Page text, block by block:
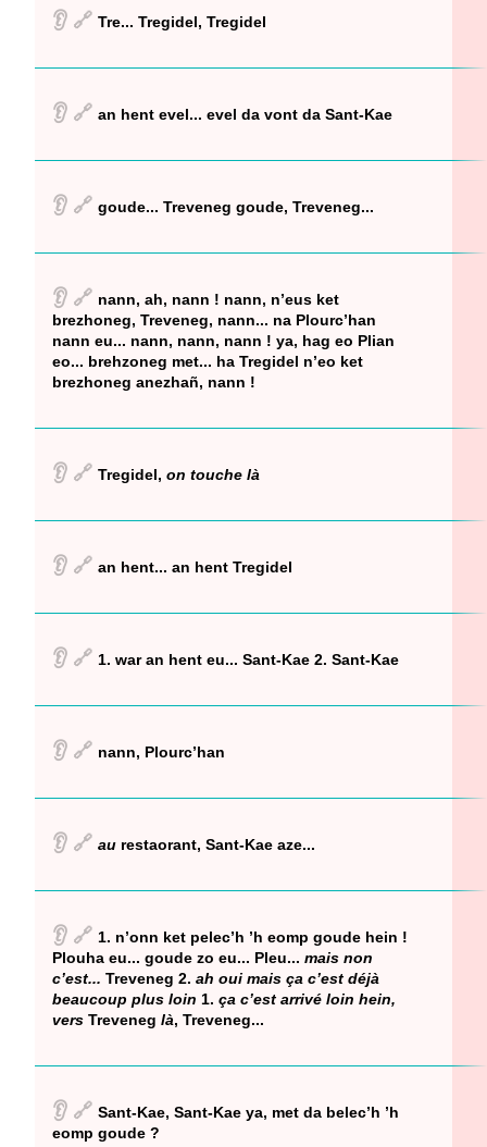
👂 🔗 Tre... Tregidel, Tregidel
👂 🔗 an hent evel... evel da vont da Sant-Kae
👂 🔗 goude... Treveneg goude, Treveneg...
👂 🔗 nann, ah, nann ! nann, n’eus ket
brezhoneg, Treveneg, nann... na Plourc’han
nann eu... nann, nann, nann ! ya, hag eo Plian
eo... brehzoneg met... ha Tregidel n’eo ket
brezhoneg anezhañ, nann !
👂 🔗 Tregidel, on touche là
👂 🔗 an hent... an hent Tregidel
👂 🔗 1. war an hent eu... Sant-Kae 2. Sant-Kae
👂 🔗 nann, Plourc’han
👂 🔗 au restaorant, Sant-Kae aze...
👂 🔗 1. n’onn ket pelec’h ’h eomp goude hein !
Plouha eu... goude zo eu... Pleu... mais non
c’est... Treveneg 2. ah oui mais ça c’est déjà
beaucoup plus loin 1. ça c’est arrivé loin hein,
vers Treveneg là, Treveneg...
👂 🔗 Sant-Kae, Sant-Kae ya, met da belec’h ’h
eomp goude ?